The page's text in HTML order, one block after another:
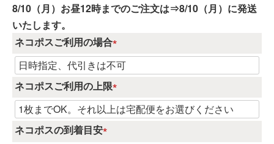
8/10（月）お昼12時までのご注文は⇒8/10（月）に発送
いたします。
ネコポスご利用の場合
(
必
須
)
ネコポスご利用の上限
(
必
ネコポスの到着目安